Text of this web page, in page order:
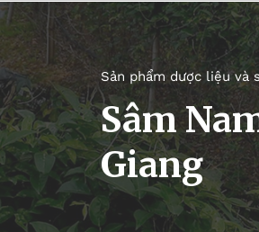
Sản phẩm dược liệu và
Sâm
Giang